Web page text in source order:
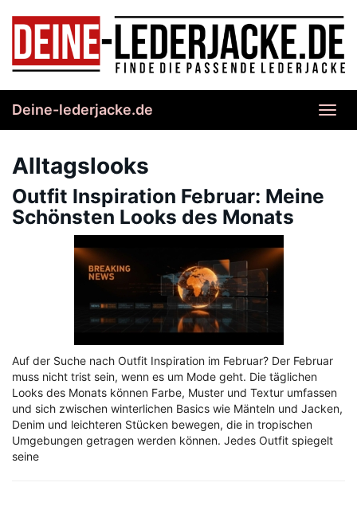
content
Deine-lederjacke.de
Alltagslooks
Outfit Inspiration Februar: Meine
Schönsten Looks des Monats
Auf der Suche nach Outfit Inspiration im Februar? Der Februar
muss nicht trist sein, wenn es um Mode geht. Die täglichen
Looks des Monats können Farbe, Muster und Textur umfassen
und sich zwischen winterlichen Basics wie Mänteln und Jacken,
Denim und leichteren Stücken bewegen, die in tropischen
Umgebungen getragen werden können. Jedes Outfit spiegelt
seine